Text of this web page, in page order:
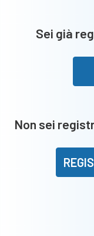
Sei già
Non sei